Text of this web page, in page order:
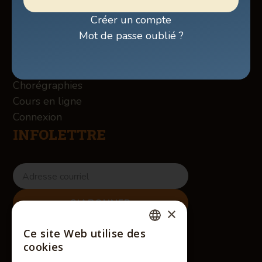
Créer un compte
Mot de passe oublié ?
Billetterie
À propos des Winslow
Contact
Chorégraphies
Cours en ligne
Connexion
INFOLETTRE
RÉSEAUX SOCIAUX
×
Ce site Web utilise des
cookies